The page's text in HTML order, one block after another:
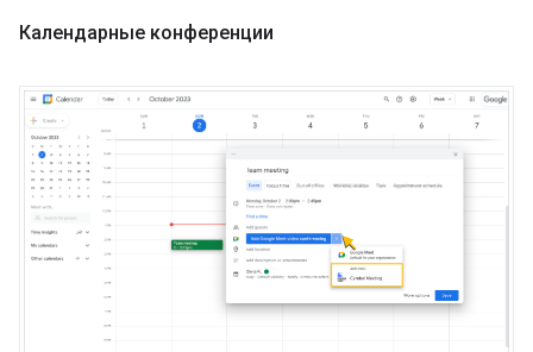
Календарные конференции